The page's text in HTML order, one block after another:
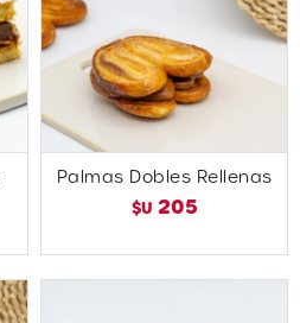
Palmas Dobles Rellenas
$U 205